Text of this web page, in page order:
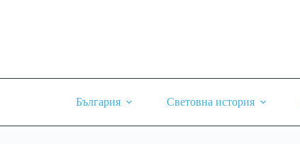
България Световна история